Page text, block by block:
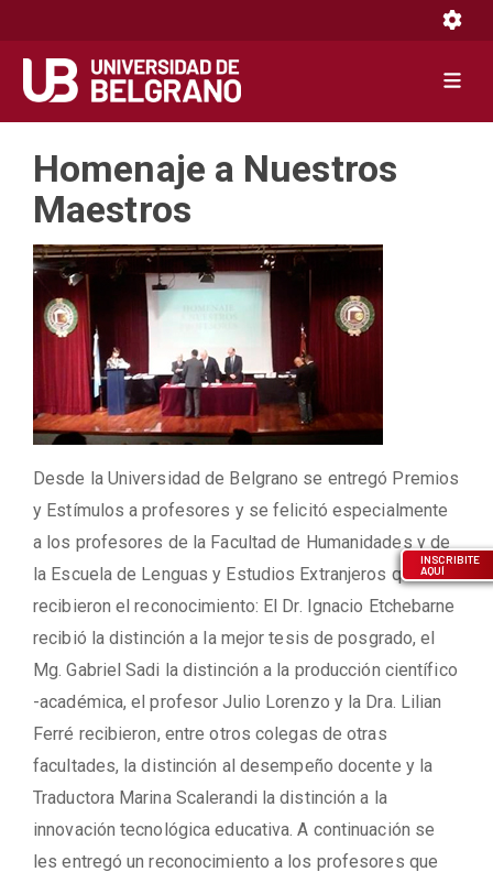
principal
Homenaje a Nuestros
Maestros
Desde la Universidad de Belgrano se entregó Premios
y Estímulos a profesores y se felicitó especialmente
a los profesores de la Facultad de Humanidades y de
la Escuela de Lenguas y Estudios Extranjeros que
recibieron el reconocimiento: El Dr. Ignacio Etchebarne
recibió la distinción a la mejor tesis de posgrado, el
Mg. Gabriel Sadi la distinción a la producción científico
-académica, el profesor Julio Lorenzo y la Dra. Lilian
Ferré recibieron, entre otros colegas de otras
facultades, la distinción al desempeño docente y la
Traductora Marina Scalerandi la distinción a la
innovación tecnológica educativa. A continuación se
les entregó un reconocimiento a los profesores que
INSCRIBITE
AQUÍ